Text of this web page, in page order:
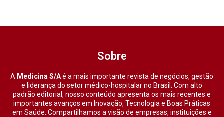
Sobre
A Medicina S/Aé a mais importante revista de negócios, gestão
e liderança do setor médico-hospitalar no Brasil. Com alto
padrão editorial, nosso conteúdo apresenta os mais recentes e
importantes avanços em Inovação, Tecnologia e Boas Práticas
em Saúde. Compartilhamos a visão de empresas, instituições e